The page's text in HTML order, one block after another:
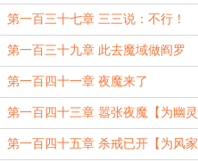
66566盟主加更。】
第一百三十七章 三三说：不行！
第一百三十九章 此去魔域做阎罗
【为风小楠盟主加更】
第一百四十一章 夜魔来了
第一百四十三章 嚣张夜魔【为幽灵
盟主加更！】
第一百四十五章 杀戒已开【为风家